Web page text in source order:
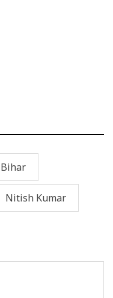
Bihar
Nitish Kumar